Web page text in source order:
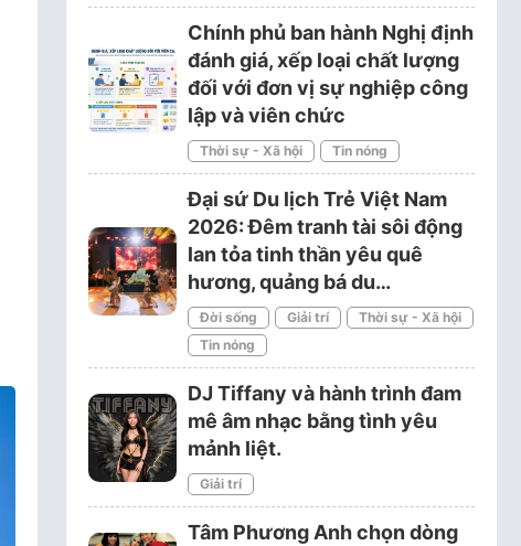
Chính phủ ban hành Nghị định
đánh giá, xếp loại chất lượng
đối với đơn vị sự nghiệp công
lập và viên chức
Thời sự - Xã hội Tin nóng
Đại sứ Du lịch Trẻ Việt Nam
2026: Đêm tranh tài sôi động
lan tỏa tinh thần yêu quê
hương, quảng bá du…
Đời sống Giải trí
Thời sự - Xã hội
Tin nóng
DJ Tiffany và hành trình đam
mê âm nhạc bằng tình yêu
mảnh liệt.
Giải trí
Tâm Phương Anh chọn dòng